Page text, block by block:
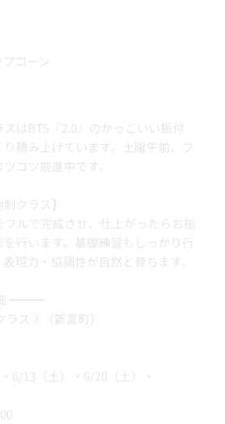
コーン
はBTS『2.0』のかっこいい振付
積み上げています。土曜午前、フ
コツ前進中です。
クラス】
ルで完成させ、仕上がったらお揃
行います。基礎練習もしっかり行
現力・協調性が自然と育ちます。
━━━
ス③（新富町）
6/13（土）・6/20（土）・